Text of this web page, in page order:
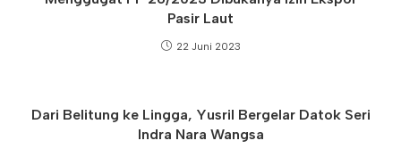
Pasir Laut
22 Juni 2023
Dari Belitung ke Lingga, Yusril Bergelar Datok Seri
Indra Nara Wangsa